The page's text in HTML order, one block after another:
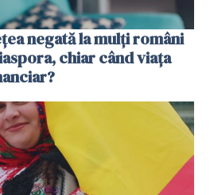
negată la mulți români
chiar când viața